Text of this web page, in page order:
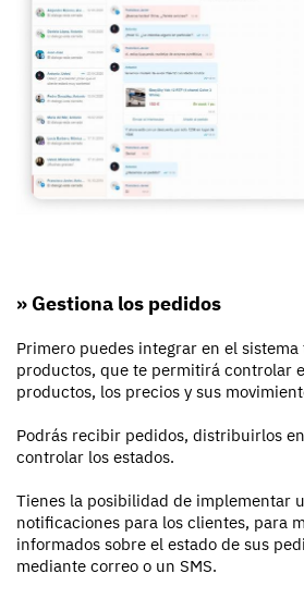
» Gestiona los pedidos
Primero puedes integrar en el
productos, que te permitirá controlar
productos, los precios y sus
Podrás recibir pedidos, distribuirlos
controlar los estados.
Tienes la posibilidad de implementar
notificaciones para los clientes, para
informados sobre el estado de sus
mediante correo o un SMS.